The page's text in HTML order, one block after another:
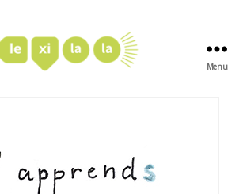
Menu